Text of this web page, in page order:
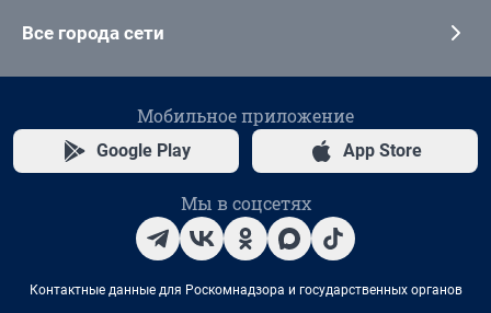
Все города сети
Мобильное приложение
Google Play App Store
Мы в соцсетях
Контактные данные для Роскомнадзора и государственных органов